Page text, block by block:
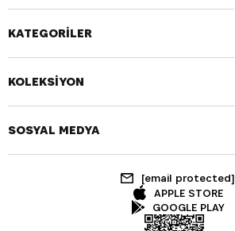
KATEGORİLER
KOLEKSİYON
SOSYAL MEDYA
[email protected]
APPLE STORE
GOOGLE PLAY